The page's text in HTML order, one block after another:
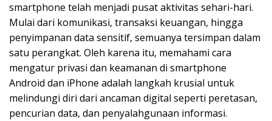
smartphone telah menjadi pusat aktivitas sehari-hari.
Mulai dari komunikasi, transaksi keuangan, hingga
penyimpanan data sensitif, semuanya tersimpan dalam
satu perangkat. Oleh karena itu, memahami cara
mengatur privasi dan keamanan di smartphone
Android dan iPhone adalah langkah krusial untuk
melindungi diri dari ancaman digital seperti peretasan,
pencurian data, dan penyalahgunaan informasi.